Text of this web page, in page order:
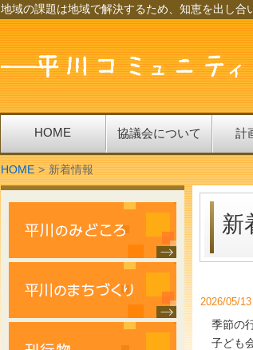
地域の課題は地域で解決するため、知恵を出し合
HOME 協議会について 計
HOME > 新着情報
新
2026/05/13
季節の
子ども